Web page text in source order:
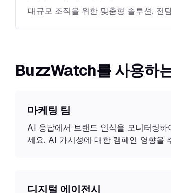
대규모 조직을 위한 맞춤형 솔루션. 전
BuzzWatch를 사용하
마케팅 팀
AI 응답에서 브랜드 인식을 모니터링
세요. AI 가시성에 대한 캠페인 영향을
디지털 에이전시